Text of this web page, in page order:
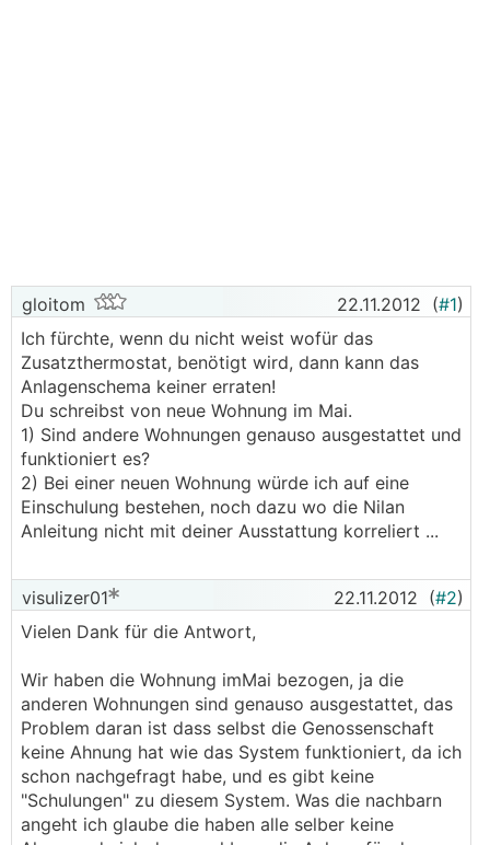
gloitom 22.11.2012 (#1)
Ich fürchte, wenn du nicht weist wofür das
Zusatzthermostat, benötigt wird, dann kann das
Anlagenschema keiner erraten!
Du schreibst von neue Wohnung im Mai.
1) Sind andere Wohnungen genauso ausgestattet und
funktioniert es?
2) Bei einer neuen Wohnung würde ich auf eine
Einschulung bestehen, noch dazu wo die Nilan
Anleitung nicht mit deiner Ausstattung korreliert ...
visulizer01 22.11.2012 (#2)
Vielen Dank für die Antwort,
Wir haben die Wohnung imMai bezogen, ja die
anderen Wohnungen sind genauso ausgestattet, das
Problem daran ist dass selbst die Genossenschaft
keine Ahnung hat wie das System funktioniert, da ich
schon nachgefragt habe, und es gibt keine
"Schulungen" zu diesem System. Was die nachbarn
angeht ich glaube die haben alle selber keine